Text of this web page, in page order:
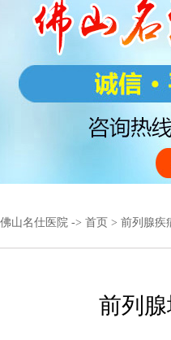
佛山名仕医院 -> 首页 > 前列腺疾
前列